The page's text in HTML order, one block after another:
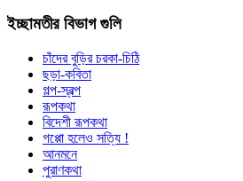
ইচ্ছামতীর বিভাগ গুলি
চাঁদের বুড়ির চরকা-চিঠি
ছড়া-কবিতা
গল্প-স্বল্প
রূপকথা
বিদেশী রূপকথা
গপ্পো হলেও সত্যি !
আনমনে
পুরাণকথা